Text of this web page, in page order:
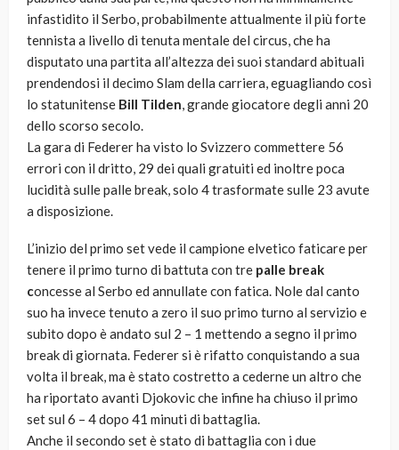
infastidito il Serbo, probabilmente attualmente il più forte
tennista a livello di tenuta mentale del circus, che ha
disputato una partita all’altezza dei suoi standard abituali
prendendosi il decimo Slam della carriera, eguagliando così
lo statunitense Bill Tilden, grande giocatore degli anni 20
dello scorso secolo.
La gara di Federer ha visto lo Svizzero commettere 56
errori con il dritto, 29 dei quali gratuiti ed inoltre poca
lucidità sulle palle break, solo 4 trasformate sulle 23 avute
a disposizione.
L’inizio del primo set vede il campione elvetico faticare per
tenere il primo turno di battuta con tre palle break
concesse al Serbo ed annullate con fatica. Nole dal canto
suo ha invece tenuto a zero il suo primo turno al servizio e
subito dopo è andato sul 2 – 1 mettendo a segno il primo
break di giornata. Federer si è rifatto conquistando a sua
volta il break, ma è stato costretto a cederne un altro che
ha riportato avanti Djokovic che infine ha chiuso il primo
set sul 6 – 4 dopo 41 minuti di battaglia.
Anche il secondo set è stato di battaglia con i due